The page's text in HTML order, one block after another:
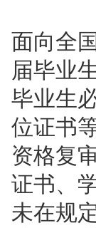
面向全
届毕业
毕业生
位证书
资格复
证书、
未在规